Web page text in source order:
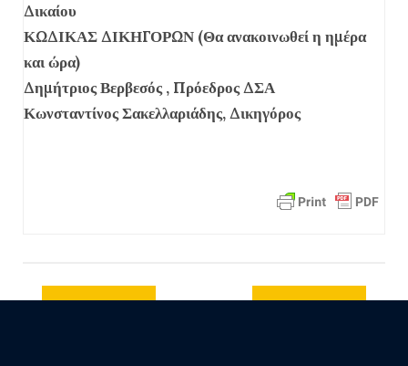
Δικαίου
ΚΩΔΙΚΑΣ ΔΙΚΗΓΟΡΩΝ (Θα ανακοινωθεί η ημέρα
και ώρα)
Δημήτριος Βερβεσός , Πρόεδρος ΔΣΑ
Κωνσταντίνος Σακελλαριάδης, Δικηγόρος